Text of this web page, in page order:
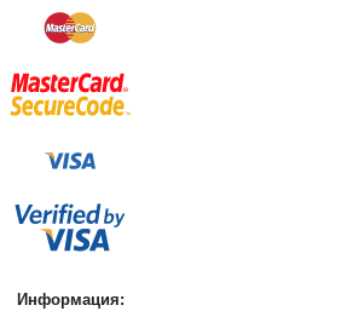
Информация: